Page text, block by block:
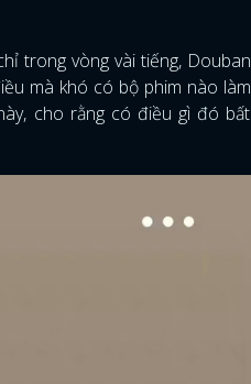
trong vòng vài tiếng, Douban
mà khó có bộ phim nào làm
cho rằng có điều gì đó bất